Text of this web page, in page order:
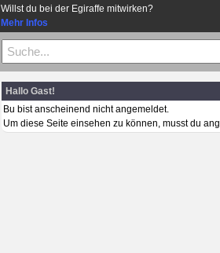
Willst du bei der Egiraffe mitwirken?
Mehr Infos
Hallo Gast!
Bu bist anscheinend nicht angemeldet.
Um diese Seite einsehen zu können, musst du